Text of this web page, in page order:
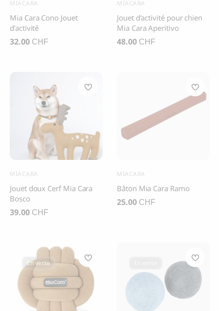
CHF
MIACARA
Mia Cara Cono Jouet
d’activité
32.00 CHF
MIACARA
Jouet d’activité pour chien
Mia Cara Aperitivo
48.00 CHF
MIACARA
Jouet doux Cerf Mia Cara
Bosco
39.00 CHF
MIACARA
Bâton Mia Cara Ramo
25.00 CHF
En vente
Afficher plus
Race Taille
Marques
Barc London
Bubimex
Chuckit!
Earth Rated
Régimes spéciaux
Prix
Merci de vous être inscrit à 4 Paws Avenue!
J'accepte de recevoir des communications
marketing de la part de 4 Paws Avenue.
Je comprends qu'en fournissant mon
adresse email et en cliquant sur la case ci-
4 Paws Avenue. Je comprends que je peux
à tout moment refuser de recevoir ces
communications..